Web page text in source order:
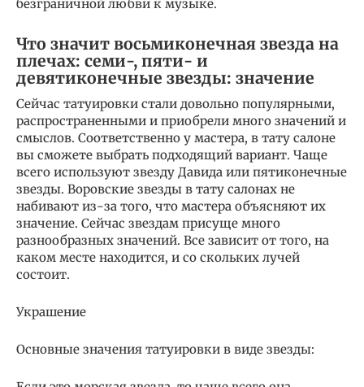
безграничной любви к музыке.
Что значит восьмиконечная звезда на
плечах: семи-, пяти- и
девятиконечные звезды: значение
Сейчас татуировки стали довольно популярными,
распространенными и приобрели много значений и
смыслов. Соответственно у мастера, в тату салоне
вы сможете выбрать подходящий вариант. Чаще
всего используют звезду Давида или пятиконечные
звезды. Воровские звезды в тату салонах не
набивают из-за того, что мастера объясняют их
значение. Сейчас звездам присуще много
разнообразных значений. Все зависит от того, на
каком месте находится, и со скольких лучей
состоит.
Украшение
Основные значения татуировки в виде звезды: